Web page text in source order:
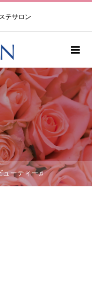
テサロン
ューティー♬